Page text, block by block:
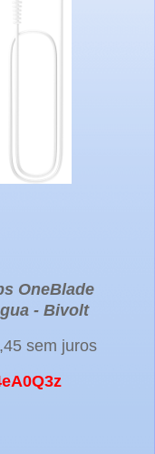
OneBlade
- Bivolt
sem juros